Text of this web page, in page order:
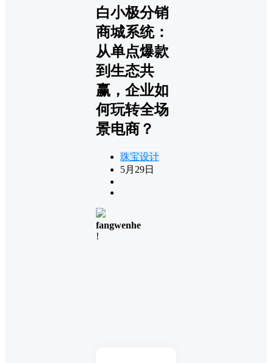
白小极分销
商城系统：
从单点爆款
到生态共
赢，企业如
何玩转全场
景电商？
珠宝设计
5月29日
fangwenhe
!